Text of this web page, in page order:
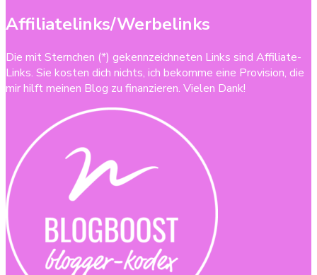
Affiliatelinks/Werbelinks
Die mit Sternchen (*) gekennzeichneten Links sind Affiliate-
Links. Sie kosten dich nichts, ich bekomme eine Provision, die
mir hilft meinen Blog zu finanzieren. Vielen Dank!